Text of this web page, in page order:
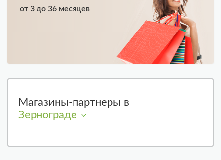
от 3 до 36 месяцев
Магазины-партнеры в
Зернограде